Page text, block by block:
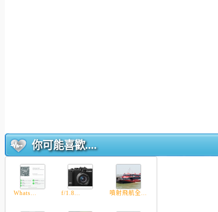
你可能喜歡....
Whats... f/1.8... 噴射飛航全...